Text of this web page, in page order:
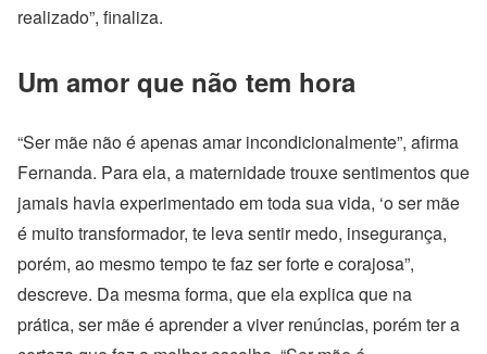
realizado”, finaliza.
Um amor que não tem hora
“Ser mãe não é apenas amar incondicionalmente”, afirma
Fernanda. Para ela, a maternidade trouxe sentimentos que
jamais havia experimentado em toda sua vida, ‘o ser mãe
é muito transformador, te leva sentir medo, insegurança,
porém, ao mesmo tempo te faz ser forte e corajosa”,
descreve. Da mesma forma, que ela explica que na
prática, ser mãe é aprender a viver renúncias, porém ter a